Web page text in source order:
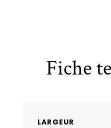
Fiche
LARGEUR